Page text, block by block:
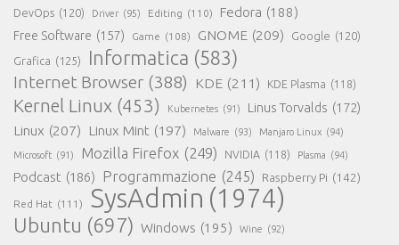
DevOps (120) Driver (95) Editing (110) Fedora (188)
Free Software (157) Game (108) GNOME (209) Google (120)
Grafica (125) Informatica (583)
Internet Browser (388) KDE (211) KDE Plasma (118)
Kernel Linux (453) Kubernetes (91) Linus Torvalds (172)
Linux (207) Linux Mint (197) Malware (93) Manjaro Linux (94)
Microsoft (91) Mozilla Firefox (249) NVIDIA (118) Plasma (94)
Podcast (186) Programmazione (245) Raspberry Pi (142)
Red Hat (111) SysAdmin (1974)
Ubuntu (697) Windows (195) Wine (92)